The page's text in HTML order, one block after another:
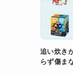
追い炊き
らず傷ま